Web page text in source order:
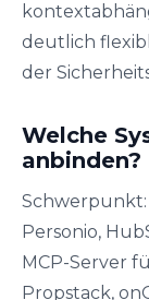
deutlich
der
Welche
anbinden?
Schwerpunkt:
Personio,
MCP-Server
Propstack,